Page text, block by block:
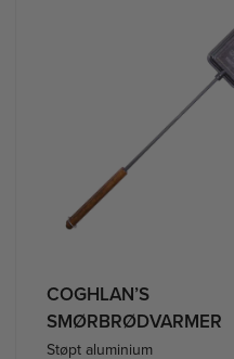
COGHLAN’S
SMØRBRØDVARMER
Støpt aluminium